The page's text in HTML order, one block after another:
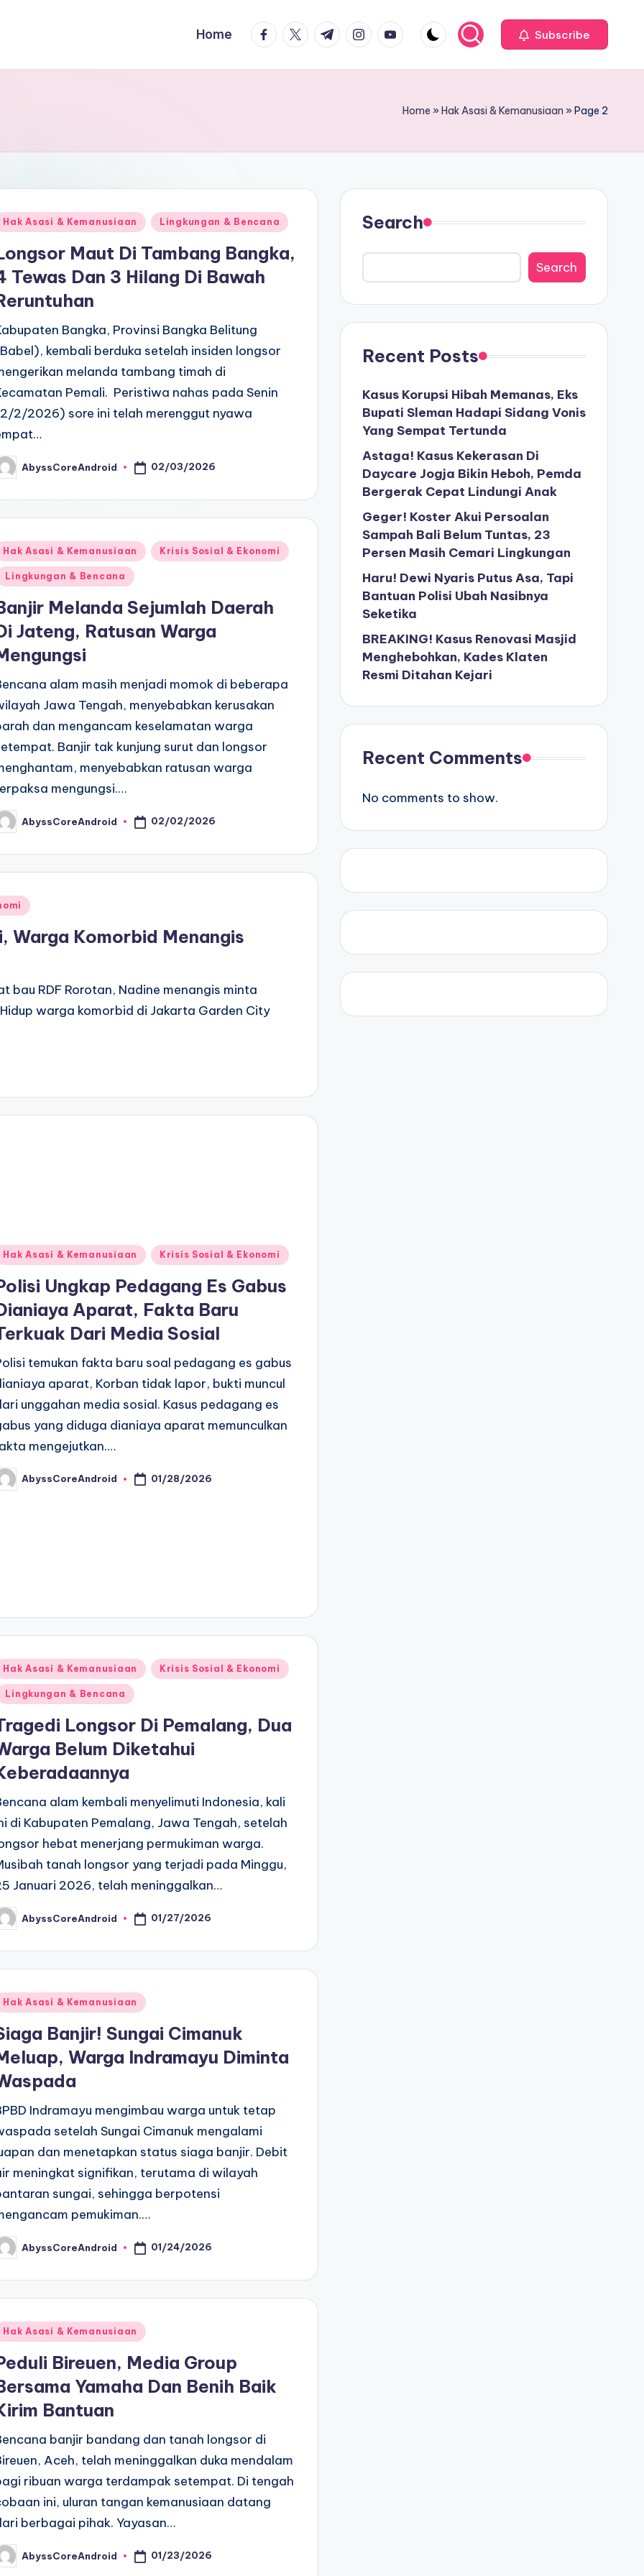
Home facebook.com
twitter.com
t.me instagram.com
youtube.com Subscribe
Home »Hak Asasi & Kemanusiaan »Page 2
Hak Asasi & Kemanusiaan Lingkungan & Bencana
Maut Di Tambang Bangka,
Tewas Dan 3 Hilang Di Bawah
Bangka, Provinsi Bangka Belitung
kembali berduka setelah insiden longsor
melanda tambang timah di
Pemali. ​ Peristiwa nahas pada Senin
2/2026) sore ini telah merenggut nyawa
AbyssCoreAndroid 02/03/2026
Hak Asasi & Kemanusiaan Krisis Sosial & Ekonomi
Lingkungan & Bencana
Melanda Sejumlah Daerah
Jateng, Ratusan Warga
alam masih menjadi momok di beberapa
Jawa Tengah, menyebabkan kerusakan
dan mengancam keselamatan warga
Banjir tak kunjung surut dan longsor
menyebabkan ratusan warga
mengungsi.…
AbyssCoreAndroid 02/02/2026
Warga Komorbid Menangis
bau RDF Rorotan, Nadine menangis minta
warga komorbid di Jakarta Garden City
Hak Asasi & Kemanusiaan Krisis Sosial & Ekonomi
Ungkap Pedagang Es Gabus
Aparat, Fakta Baru
Dari Media Sosial
temukan fakta baru soal pedagang es gabus
aparat, Korban tidak lapor, bukti muncul
unggahan media sosial. Kasus pedagang es
yang diduga dianiaya aparat memunculkan
mengejutkan.…
AbyssCoreAndroid 01/28/2026
Hak Asasi & Kemanusiaan Krisis Sosial & Ekonomi
Lingkungan & Bencana
Longsor Di Pemalang, Dua
Belum Diketahui
alam kembali menyelimuti Indonesia, kali
di Kabupaten Pemalang, Jawa Tengah, setelah
hebat menerjang permukiman warga.
tanah longsor yang terjadi pada Minggu,
Januari 2026, telah meninggalkan…
AbyssCoreAndroid 01/27/2026
Hak Asasi & Kemanusiaan
Banjir! Sungai Cimanuk
Warga Indramayu Diminta
Indramayu mengimbau warga untuk tetap
setelah Sungai Cimanuk mengalami
dan menetapkan status siaga banjir. Debit
meningkat signifikan, terutama di wilayah
sungai, sehingga berpotensi
pemukiman.…
AbyssCoreAndroid 01/24/2026
Hak Asasi & Kemanusiaan
Bireuen, Media Group
Yamaha Dan Benih Baik
Bantuan
banjir bandang dan tanah longsor di
Aceh, telah meninggalkan duka mendalam
ribuan warga terdampak setempat. Di tengah
ini, uluran tangan kemanusiaan datang
berbagai pihak. ​Yayasan…
AbyssCoreAndroid 01/23/2026
Search
Search
Recent Posts
Kasus Korupsi Hibah Memanas, Eks
Bupati Sleman Hadapi Sidang Vonis
Yang Sempat Tertunda
Astaga! Kasus Kekerasan Di
Daycare Jogja Bikin Heboh, Pemda
Bergerak Cepat Lindungi Anak
Geger! Koster Akui Persoalan
Sampah Bali Belum Tuntas, 23
Persen Masih Cemari Lingkungan
Haru! Dewi Nyaris Putus Asa, Tapi
Bantuan Polisi Ubah Nasibnya
Seketika
BREAKING! Kasus Renovasi Masjid
Menghebohkan, Kades Klaten
Resmi Ditahan Kejari
Recent Comments
No comments to show.